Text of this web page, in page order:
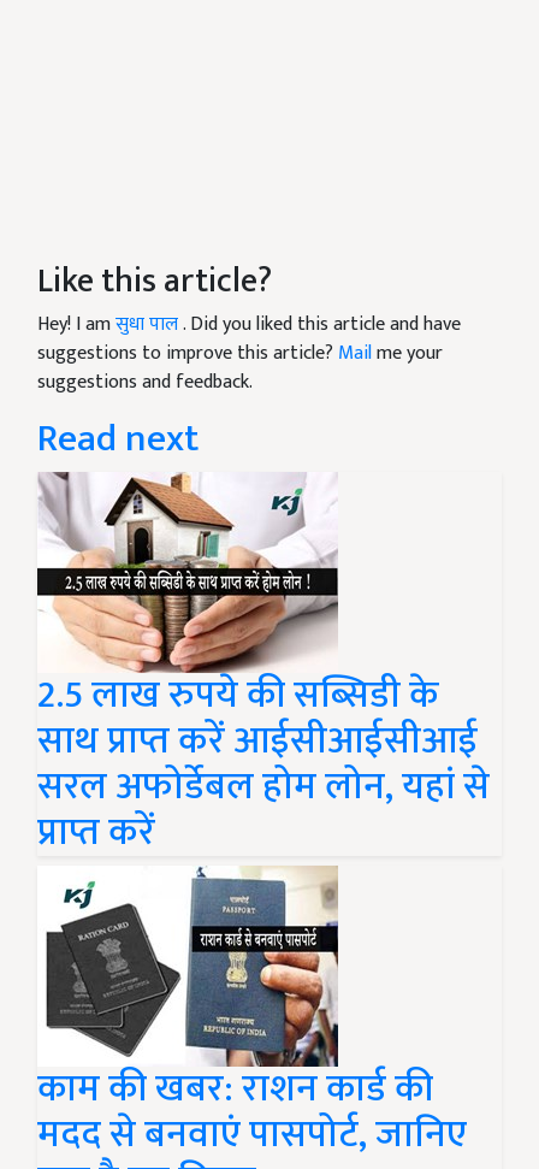
Like this article?
Hey! I amसुधा पाल. Did you liked this article and have
suggestions to improve this article? Mailme your
suggestions and feedback.
Read next
2.5 लाख रुपये की सब्सिडी के
साथ प्राप्त करें आईसीआईसीआई
सरल अफोर्डेबल होम लोन, यहां से
प्राप्त करें
काम की खबर: राशन कार्ड की
मदद से बनवाएं पासपोर्ट, जानिए